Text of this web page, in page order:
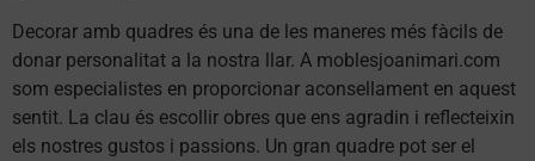
Decorar amb quadres és una de les maneres més fàcils de
donar personalitat a la nostra llar. A moblesjoanimari.com
som especialistes en proporcionar aconsellament en aquest
sentit. La clau és escollir obres que ens agradin i reflecteixin
els nostres gustos i passions. Un gran quadre pot ser el